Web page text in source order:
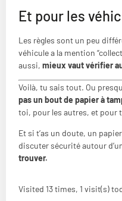
Et pour les
Les règles sont un peu
véhicule a la mention
aussi, mieux vaut vérifier
Voilà, tu sais tout. Ou
pas un bout de papier à
toi, pour les autres, et pour
Et si t’as un doute, un
discuter sécurité autour
trouver.
Visited 13 times, 1 visit(s)